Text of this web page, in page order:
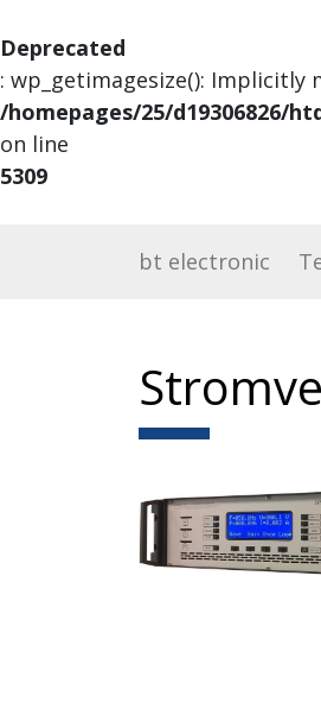
Deprecated
: wp_getimagesize():
/homepages/25/d19306826/
on line
5309
bt electronic